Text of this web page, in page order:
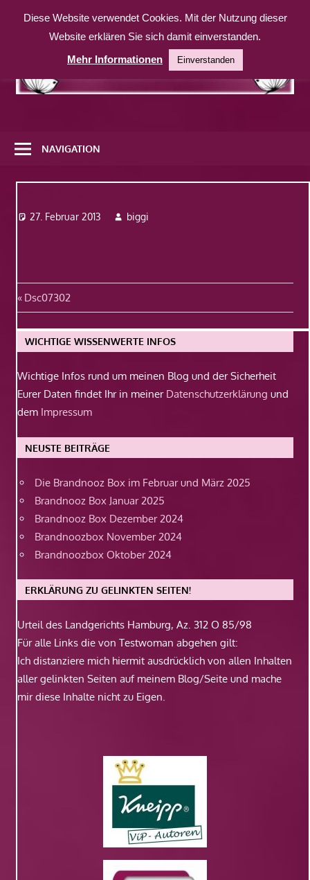
Inhalt
weitere
Website
NAVIGATION
27. Februar 2013 biggi
Beitragsnavigation
Vorheriger
Beitrag:
Dsc07302
WICHTIGE WISSENWERTE INFOS
Wichtige Infos rund um meinen Blog und der Sicherheit
Eurer Daten findet Ihr in meiner Datenschutzerklärung und
dem Impressum
NEUSTE BEITRÄGE
Die Brandnooz Box im Februar und März 2025
Brandnooz Box Januar 2025
Brandnooz Box Dezember 2024
Brandnoozbox November 2024
Brandnoozbox Oktober 2024
ERKLÄRUNG ZU GELINKTEN SEITEN!
Urteil des Landgerichts Hamburg, Az. 312 O 85/98
Für alle Links die von Testwoman abgehen gilt:
Ich distanziere mich hiermit ausdrücklich von allen Inhalten
aller gelinkten Seiten auf meinem Blog/Seite und mache
mir diese Inhalte nicht zu Eigen.
Diese Website verwendet Cookies. Mit der Nutzung dieser
Website erklären Sie sich damit einverstanden.
Mehr Informationen
Einverstanden